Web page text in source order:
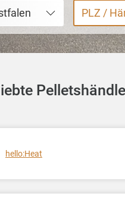
hello:Heat
PLZ /